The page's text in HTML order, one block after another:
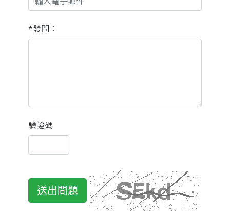
*發問：
驗證碼
送出問題